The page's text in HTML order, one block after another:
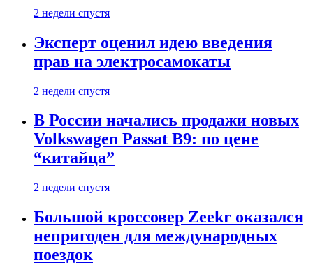
2 недели спустя
Эксперт оценил идею введения
прав на электросамокаты
2 недели спустя
В России начались продажи новых
Volkswagen Passat B9: по цене
“китайца”
2 недели спустя
Большой кроссовер Zeekr оказался
непригоден для международных
поездок